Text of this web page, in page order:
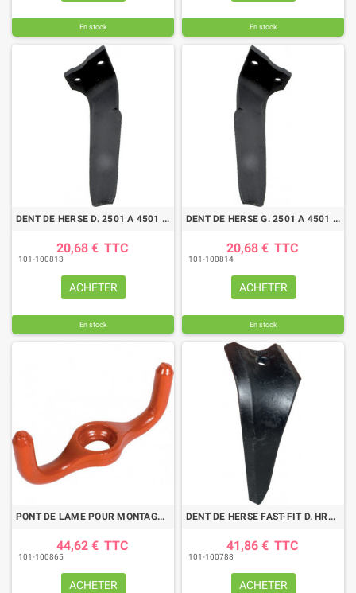
En stock En stock
DENT DE HERSE D. 2501 A 4501 ECO L300MM KUHN
20,68 € TTC
101-100813
ACHETER
En stock
DENT DE HERSE G. 2501 A 4501 ECO L300 KUHN
20,68 € TTC
101-100814
ACHETER
En stock
PONT DE LAME POUR MONTAGE KUH52596400_500
44,62 € TTC
101-100865
ACHETER
DENT DE HERSE FAST-FIT D. HR103 A9999 KUHN
41,86 € TTC
101-100788
ACHETER